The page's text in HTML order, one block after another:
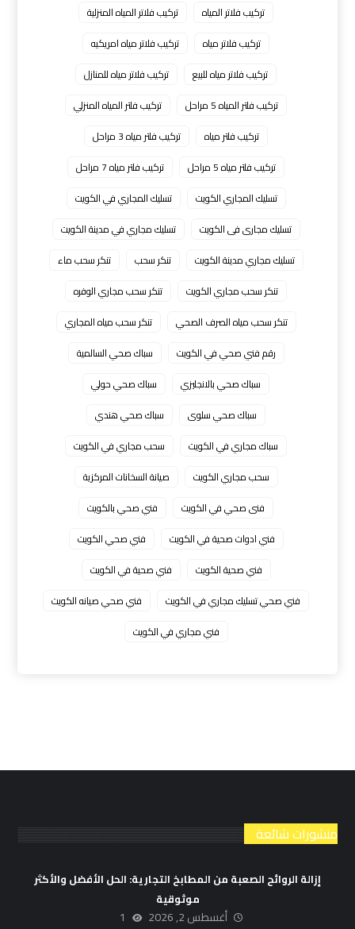
تركيب فلاتر المياه
تركيب فلاتر المياه المنزلية
تركيب فلاتر مياه
تركيب فلاتر مياه امريكيه
تركيب فلاتر مياه للبيع
تركيب فلاتر مياه للمنازل
تركيب فلتر المياه 5 مراحل
تركيب فلتر المياه المنزلي
تركيب فلتر مياه
تركيب فلتر مياه 3 مراحل
تركيب فلتر مياه 5 مراحل
تركيب فلتر مياه 7 مراحل
تسليك المجاري الكويت
تسليك المجاري في الكويت
تسليك مجارى فى الكويت
تسليك مجاري في مدينة الكويت
تسليك مجاري مدينة الكويت
تنكر سحب
تنكر سحب ماء
تنكر سحب مجاري الكويت
تنكر سحب مجاري الوفره
تنكر سحب مياه الصرف الصحي
تنكر سحب مياه المجاري
رقم فني صحي في الكويت
سباك صحي السالمية
سباك صحي بالانجليزي
سباك صحي حولي
سباك صحي سلوى
سباك صحي هندي
سباك مجاري في الكويت
سحب مجاري في الكويت
سحب مجاري الكويت
صيانة السخانات المركزية
فنى صحي في الكويت
فني صحي بالكويت
فني ادوات صحية في الكويت
فني صحي الكويت
فني صحية الكويت
فني صحية في الكويت
فني صحي تسليك مجاري في الكويت
فني صحي صيانه الكويت
فني مجاري في الكويت
منشورات شائعة
إزالة الروائح الصعبة من المطابخ التجارية: الحل الأفضل والأكثر
موثوقية
أغسطس 2, 2026 1